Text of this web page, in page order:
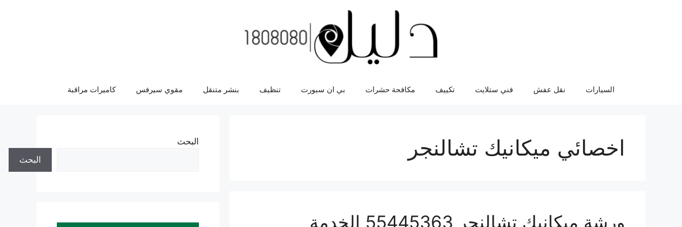
السيارات نقل عفش فني ستلايت تكييف مكافحة حشرات بي ان سبورت تنظيف بنشر متنقل مقوي سيرفس كاميرات مراقبة
اخصائي ميكانيك تشالنجر
ورشة ميكانيك تشالنجر 55445363 الخدمة
البحث
البحث